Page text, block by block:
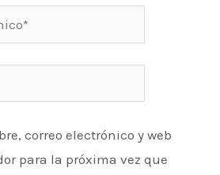
correo electrónico y web
para la próxima vez que